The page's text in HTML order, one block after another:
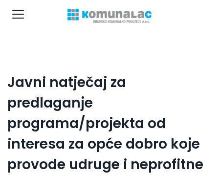
Javni natječaj za
predlaganje
programa/projekta od
interesa za opće dobro koje
provode udruge i neprofitne